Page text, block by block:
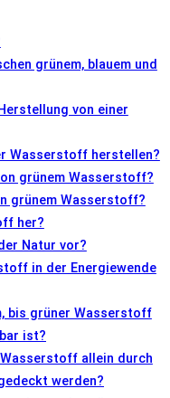
grünem, blauem und
von einer
Wasserstoff herstellen?
grünem Wasserstoff?
grünem Wasserstoff?
her?
Natur vor?
in der Energiewende
bis grüner Wasserstoff
ist?
allein durch
werden?